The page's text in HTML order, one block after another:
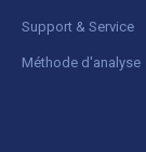
Support & Service
Méthode d'analyse